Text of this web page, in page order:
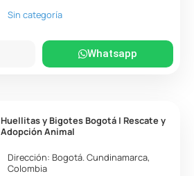
Sin categoría
Whatsapp
Huellitas y Bigotes Bogotá | Rescate y
Adopción Animal
Dirección: Bogotá.Cundinamarca,
Colombia